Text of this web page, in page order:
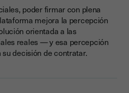
poder firmar con plena
mejora la percepción
orientada a las
reales — y esa percepción
decisión de contratar.